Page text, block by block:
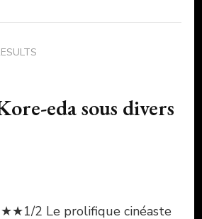
eda sous divers
2 Le prolifique cinéaste